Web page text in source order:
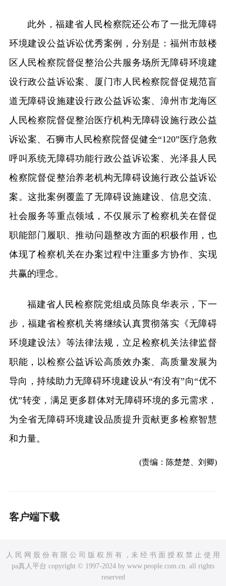
此外，福建省人民检察院还公布了一批无障碍
环境建设公益诉讼优秀案例，分别是：福州市鼓楼
区人民检察院督促整治公共服务场所无障碍环境建
设行政公益诉讼案、厦门市人民检察院督促规范盲
道无障碍设施建设行政公益诉讼案、漳州市龙海区
人民检察院督促整治医疗机构无障碍设施行政公益
诉讼案、石狮市人民检察院督促健全“120”医疗急救
呼叫系统无障碍功能行政公益诉讼案、光泽县人民
检察院督促整治养老机构无障碍设施行政公益诉讼
案。这批案例覆盖了无障碍设施建设、信息交流、
社会服务等重点领域，不仅展示了检察机关在督促
职能部门履职、推动问题整改方面的积极作用，也
体现了检察机关在办案过程中注重多方协作、实现
共赢的理念。
福建省人民检察院党组成员陈良华表示，下一
步，福建省检察机关将继续认真贯彻落实《无障碍
环境建设法》等法律法规，立足检察机关法律监督
职能，以检察公益诉讼高质效办案、高质量发展为
导向，持续助力无障碍环境建设从“有没有”向“优不
优”转变，满足更多群体对无障碍环境的多元需求，
为全省无障碍环境建设品质提升贡献更多检察智慧
和力量。
(责编：陈楚楚、刘卿)
客户端下载
人 民 网 股 份 有 限 公 司 版 权 所 有 ，未 经 书 面 授 权 禁 止 使 用
pa真人平台 copyright © 1997-2024 by www.people.com.cn. all rights
reserved